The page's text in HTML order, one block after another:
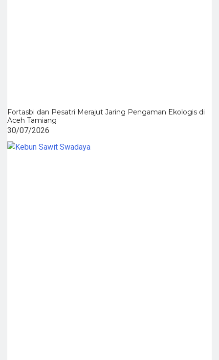
Fortasbi dan Pesatri Merajut Jaring Pengaman Ekologis di
Aceh Tamiang
30/07/2026